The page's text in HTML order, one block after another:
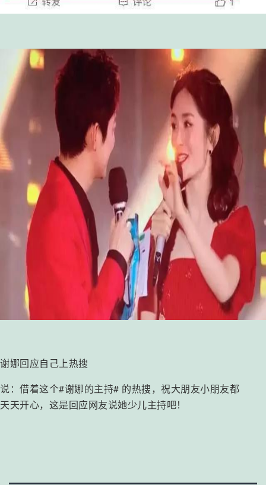
谢娜回应自己上热搜
说：借着这个#谢娜的主持# 的热搜，祝大朋友小朋友都
天天开心，这是回应网友说她少儿主持吧！